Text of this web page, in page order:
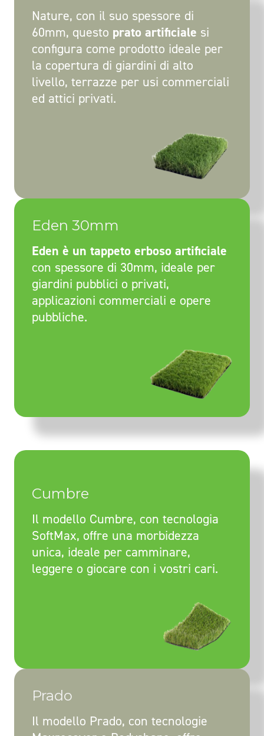
Nature, con il suo spessore di
60mm, questo prato artificiale si
configura come prodotto ideale per
la copertura di giardini di alto
livello, terrazze per usi commerciali
ed attici privati.
Eden 30mm
Eden è un tappeto erboso artificiale
con spessore di 30mm, ideale per
giardini pubblici o privati,
applicazioni commerciali e opere
pubbliche.
Cumbre
Il modello Cumbre, con tecnologia
SoftMax, offre una morbidezza
unica, ideale per camminare,
leggere o giocare con i vostri cari.
Prado
Il modello Prado, con tecnologie